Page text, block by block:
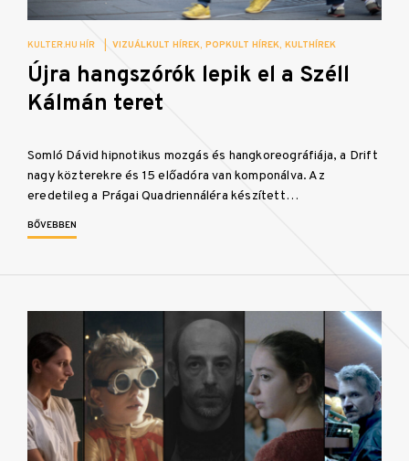
KULTER.HU HÍR VIZUÁLKULT HÍREK POPKULT HÍREK KULTHÍREK
Újra hangszórók lepik el a Széll
Kálmán teret
Somló Dávid hipnotikus mozgás és hangkoreográfiája, a Drift
nagy közterekre és 15 előadóra van komponálva. Az
eredetileg a Prágai Quadriennáléra készített…
BŐVEBBEN